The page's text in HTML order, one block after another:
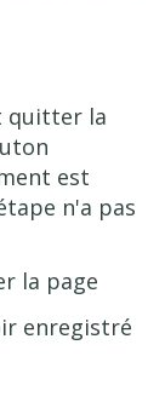
quitter la
est
n'a pas
la page
enregistré